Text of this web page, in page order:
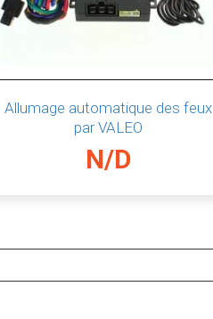
Allumage automatique des feux
par VALEO
N/D